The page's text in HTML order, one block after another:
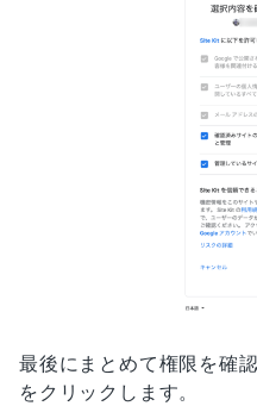
最後にまとめて権限を確
をクリックします。